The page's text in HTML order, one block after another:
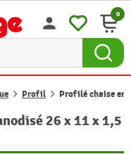
person 0
Profil Profilé chaise en
26 x 11 x 1,5